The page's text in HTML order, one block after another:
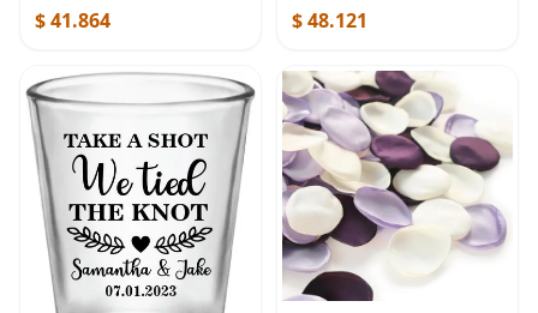
pulsera inspiradora para
$ 41.864 $ 48.121